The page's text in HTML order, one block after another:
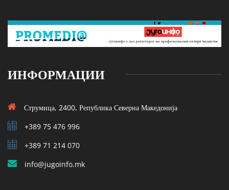
ИНФОРМАЦИИ
Струмица, 2400, Република Северна Македонија
+389 75 476 996
+389 71 214 070
info@jugoinfo.mk